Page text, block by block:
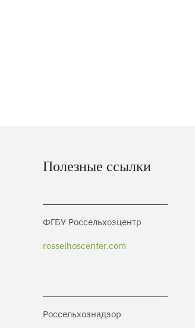
Полезные ссылки
ФГБУ Россельхозцентр
rosselhoscenter.com
Россельхознадзор